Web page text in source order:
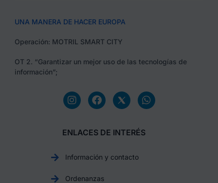
UNA MANERA DE HACER EUROPA
Operación: MOTRIL SMART CITY
OT 2. “Garantizar un mejor uso de las tecnologías de
información”;
ENLACES DE INTERÉS
Información y contacto
Ordenanzas